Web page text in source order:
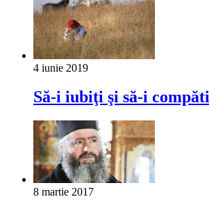
4 iunie 2019
Să-i iubiţi şi să-i
8 martie 2017